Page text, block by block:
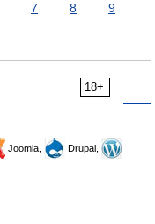
7 8
9
18+
Joomla,
Drupal,